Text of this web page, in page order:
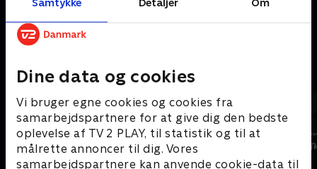
Dine data og cookies
Vi bruger egne cookies og cookies fra
samarbejdspartnere for at give dig den bedste
oplevelse af TV 2 PLAY, til statistik og til at
målrette annoncer til dig. Vores
samarbejdspartnere kan anvende cookie-data til
Kræver tilkøb
Mere indhold fra Disney+